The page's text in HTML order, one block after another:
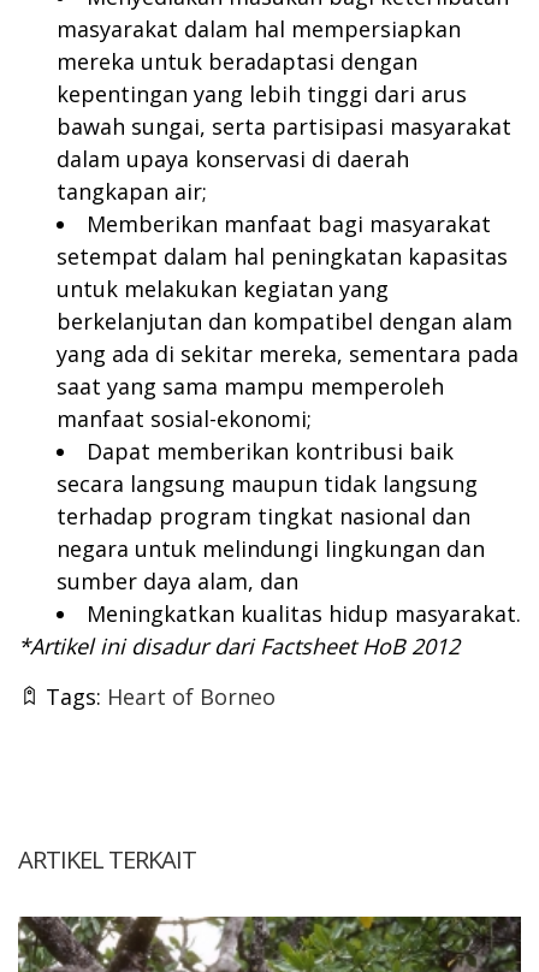
masyarakat dalam hal mempersiapkan
mereka untuk beradaptasi dengan
kepentingan yang lebih tinggi dari arus
bawah sungai, serta partisipasi masyarakat
dalam upaya konservasi di daerah
tangkapan air;
Memberikan manfaat bagi masyarakat
setempat dalam hal peningkatan kapasitas
untuk melakukan kegiatan yang
berkelanjutan dan kompatibel dengan alam
yang ada di sekitar mereka, sementara pada
saat yang sama mampu memperoleh
manfaat sosial-ekonomi;
Dapat memberikan kontribusi baik
secara langsung maupun tidak langsung
terhadap program tingkat nasional dan
negara untuk melindungi lingkungan dan
sumber daya alam, dan
Meningkatkan kualitas hidup masyarakat.
*Artikel ini disadur dari Factsheet HoB 2012
Tags: Heart of Borneo
ARTIKEL TERKAIT